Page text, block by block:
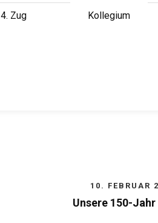
4. Zug Kollegium
10. FEBRUAR
Unsere 150-